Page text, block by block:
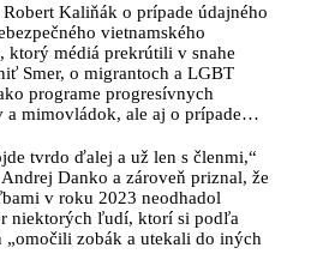
a Bidenom v
k neuznání výsledků voleb,
Trump!
Bidena za lochnesskú príšeru
podkopávajúceho
za vnútorných
Kaliňák o prípade údajného
vietnamského
ktorý médiá prekrútili v snahe
Smer, o migrantoch a LGBT
programe progresívnych
a mimovládok, ale aj o prípade
tvrdo ďalej a už len s členmi,“
Danko a zároveň priznal, že
v roku 2023 neodhadol
niektorých ľudí, ktorí si podľa
„omočili zobák a utekali do iných